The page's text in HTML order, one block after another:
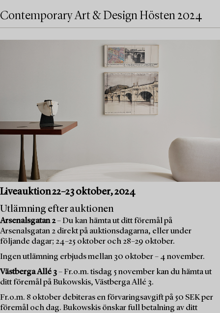
Contemporary Art & Design Hösten 2024
Liveauktion 22–23 oktober, 2024
Utlämning efter auktionen
Arsenalsgatan 2– Du kan hämta ut ditt föremål på
Arsenalsgatan 2 direkt på auktionsdagarna, eller under
följande dagar; 24–25 oktober och 28–29 oktober.
Ingen utlämning erbjuds mellan 30 oktober – 4 november.
Västberga Allé 3– Fr.o.m. tisdag 5 november kan du hämta ut
ditt föremål på Bukowskis, Västberga Allé 3.
Fr.o.m. 8 oktober debiteras en förvaringsavgift på 50 SEK per
föremål och dag. Bukowskis önskar full betalning av ditt